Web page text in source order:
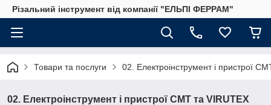
Різальний інструмент від компанії "ЕЛЬПІ ФЕРРАМ"
Товари та послуги 02. Електроінструмент і пристрої
02. Електроінструмент і пристрої CMT та VIRUTEX